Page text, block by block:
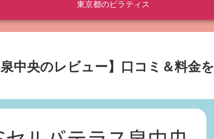
東京都のピラティス
中央のレビュー】口コミ＆料金を